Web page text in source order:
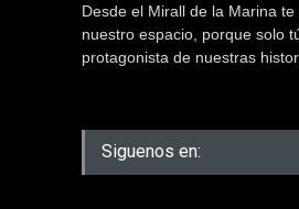
Desde el Mirall de la Marina
nuestro espacio, porque solo
protagonista de nuestras
Siguenos en: